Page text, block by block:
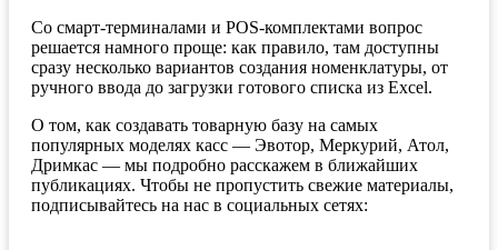
Со смарт-терминалами и POS-комплектами вопрос
решается намного проще: как правило, там доступны
сразу несколько вариантов создания номенклатуры, от
ручного ввода до загрузки готового списка из Excel.
О том, как создавать товарную базу на самых
популярных моделях касс — Эвотор, Меркурий, Атол,
Дримкас — мы подробно расскажем в ближайших
публикациях. Чтобы не пропустить свежие материалы,
подписывайтесь на нас в социальных сетях: